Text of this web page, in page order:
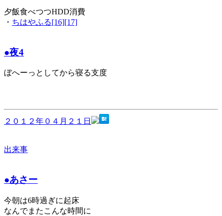
夕飯食べつつHDD消費
・ ちはやふる[16][17]
●夜4
ぼへーっとしてから寝る支度
２０１２年０４月２１日
出来事
●あさー
今朝は6時過ぎに起床
なんでまたこんな時間に